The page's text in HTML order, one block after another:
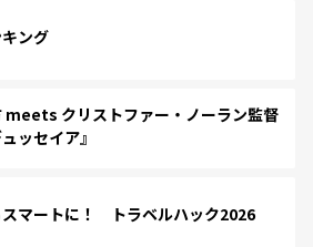
ング
meets クリストファー・ノーラン監督
ッセイア』
マートに！ トラベルハック2026